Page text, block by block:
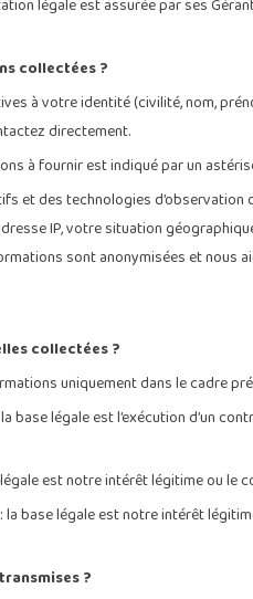
légale est assurée par ses
collectées ?
à votre identité (civilité, nom,
directement.
à fournir est indiqué par un
et des technologies
IP, votre situation
sont anonymisées et
collectées ?
uniquement dans le cadre
base légale est l’exécution d’un
est notre intérêt légitime ou le
: la base légale est notre intérêt
?